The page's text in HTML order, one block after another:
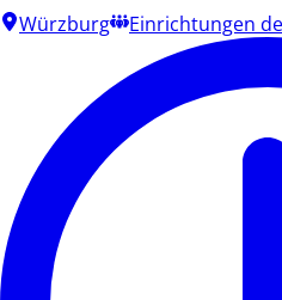
Würzburg
Einrichtungen